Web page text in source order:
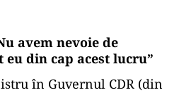
avem nevoie de
eu din cap acest lucru”
în Guvernul CDR (din